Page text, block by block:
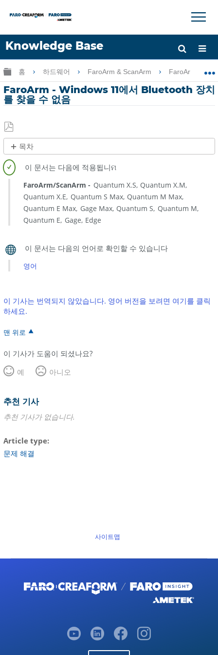
Knowledge Base
언어
도움 받기 로그인
×
글로벌 계층 확장/축소
홈 하드웨어 FaroArm & ScanArm FaroArm &
FaroArm - Windows 11에서 Bluetooth 장치
를 찾을 수 없음
PDF
로
저
장
목차
제
목
없
FaroArm/ScanArm Quantum X.S Quantum X.M
Quantum X.E Quantum S Max Quantum M Max
Quantum E Max Gage Max Quantum S Quantum M
Quantum E Gage Edge
영어
이 기사는 번역되지 않았습니다. 영어 버전을 보려면 여기를 클릭
하세요.
맨 위로
이 기사가 도움이 되셨나요?
예
아니오
추천 기사
추천 기사가 없습니다.
Article type
문제 해결
사이트맵